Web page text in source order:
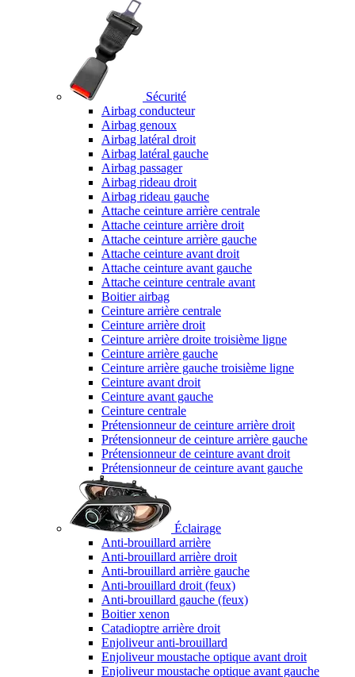
Sécurité
Airbag conducteur
Airbag genoux
Airbag latéral droit
Airbag latéral gauche
Airbag passager
Airbag rideau droit
Airbag rideau gauche
Attache ceinture arrière centrale
Attache ceinture arrière droit
Attache ceinture arrière gauche
Attache ceinture avant droit
Attache ceinture avant gauche
Attache ceinture centrale avant
Boitier airbag
Ceinture arrière centrale
Ceinture arrière droit
Ceinture arrière droite troisième ligne
Ceinture arrière gauche
Ceinture arrière gauche troisième ligne
Ceinture avant droit
Ceinture avant gauche
Ceinture centrale
Prétensionneur de ceinture arrière droit
Prétensionneur de ceinture arrière gauche
Prétensionneur de ceinture avant droit
Prétensionneur de ceinture avant gauche
Éclairage
Anti-brouillard arrière
Anti-brouillard arrière droit
Anti-brouillard arrière gauche
Anti-brouillard droit (feux)
Anti-brouillard gauche (feux)
Boitier xenon
Catadioptre arrière droit
Enjoliveur anti-brouillard
Enjoliveur moustache optique avant droit
Enjoliveur moustache optique avant gauche